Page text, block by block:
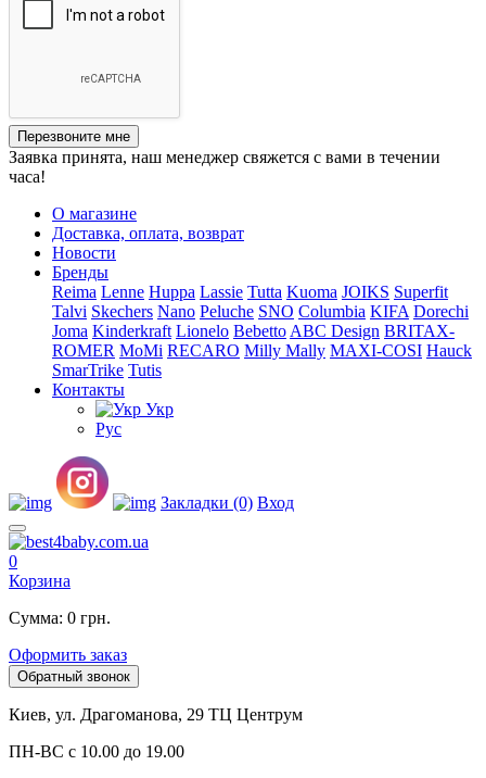
Перезвоните мне
Заявка принята, наш менеджер свяжется с вами в течении
часа!
О магазине
Доставка, оплата, возврат
Новости
Бренды
Reima Lenne Huppa Lassie Tutta Kuoma JOIKS Superfit
Talvi Skechers Nano Peluche SNO Columbia KIFA Dorechi
Joma Kinderkraft Lionelo Bebetto ABC Design BRITAX-
ROMER MoMi RECARO Milly Mally MAXI-COSI Hauck
SmarTrike Tutis
Контакты
Укр
Рус
Закладки (0) Вход
0
Корзина
Сумма: 0 грн.
Оформить заказ
Обратный звонок
Киев, ул. Драгоманова, 29 ТЦ Центрум
ПН-ВС с 10.00 до 19.00